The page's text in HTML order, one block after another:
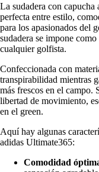
La sudadera con capucha
perfecta entre estilo,
para los apasionados del
sudadera se impone
cualquier golfista.
Confeccionada con
transpirabilidad mientras
más frescos en el campo.
libertad de movimiento,
en el green.
Aquí hay algunas
adidas Ultimate365:
Comodidad